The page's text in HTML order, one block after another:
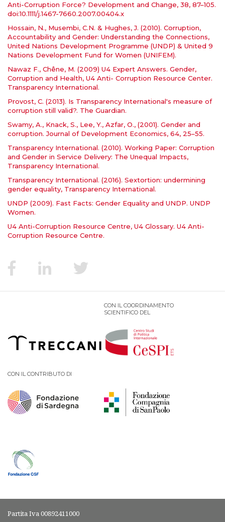
Anti-Corruption Force? Development and Change, 38, 87–105.
doi:10.1111/j.1467-7660.2007.00404.x
Hossain, N., Musembi, C.N. & Hughes, J. (2010). Corruption,
Accountability and Gender: Understanding the Connections,
United Nations Development Programme (UNDP) & United 9
Nations Development Fund for Women (UNIFEM).
Nawaz F., Chêne, M. (2009) U4 Expert Answers. Gender,
Corruption and Health, U4 Anti- Corruption Resource Center.
Transparency International.
Provost, C. (2013). Is Transparency International's measure of
corruption still valid?. The Guardian.
Swamy, A., Knack, S., Lee, Y., Azfar, O., (2001). Gender and
corruption. Journal of Development Economics, 64, 25–55.
Transparency International. (2010). Working Paper: Corruption
and Gender in Service Delivery: The Unequal Impacts,
Transparency International.
Transparency International. (2016). Sextortion: undermining
gender equality, Transparency International.
UNDP (2009). Fast Facts: Gender Equality and UNDP. UNDP
Women.
U4 Anti-Corruption Resource Centre, U4 Glossary. U4 Anti-
Corruption Resource Centre.
CON IL COORDINAMENTO
SCIENTIFICO DEL
CON IL CONTRIBUTO DI
Partita Iva 00892411000